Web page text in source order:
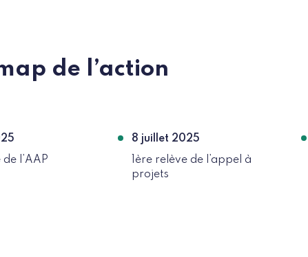
de l’action
l’AAP
8 juillet 2025
1ère relève de l’appel à
projets